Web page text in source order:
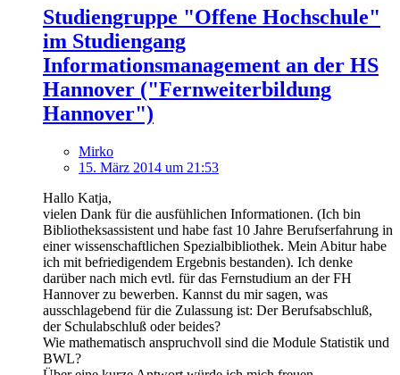
Studiengruppe "Offene Hochschule"
im Studiengang
Informationsmanagement an der HS
Hannover ("Fernweiterbildung
Hannover")
Mirko
15. März 2014 um 21:53
Hallo Katja,
vielen Dank für die ausfühlichen Informationen. (Ich bin
Bibliotheksassistent und habe fast 10 Jahre Berufserfahrung in
einer wissenschaftlichen Spezialbibliothek. Mein Abitur habe
ich mit befriedigendem Ergebnis bestanden). Ich denke
darüber nach mich evtl. für das Fernstudium an der FH
Hannover zu bewerben. Kannst du mir sagen, was
ausschlagebend für die Zulassung ist: Der Berufsabschluß,
der Schulabschluß oder beides?
Wie mathematisch anspruchvoll sind die Module Statistik und
BWL?